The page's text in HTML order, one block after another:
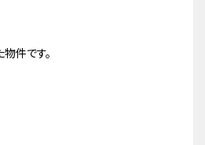
件です。